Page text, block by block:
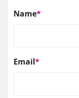
Name*
Email*